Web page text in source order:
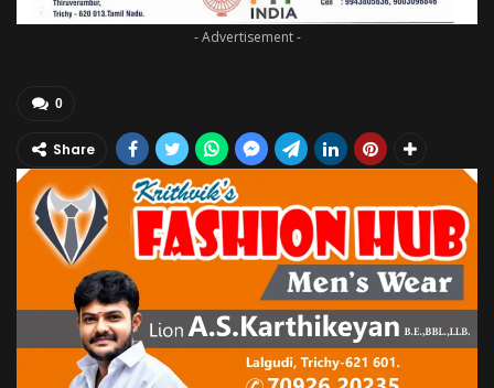
- Advertisement -
0
Share